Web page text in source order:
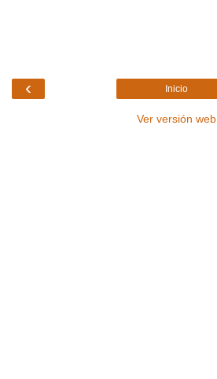
‹ Inicio
Ver versión web